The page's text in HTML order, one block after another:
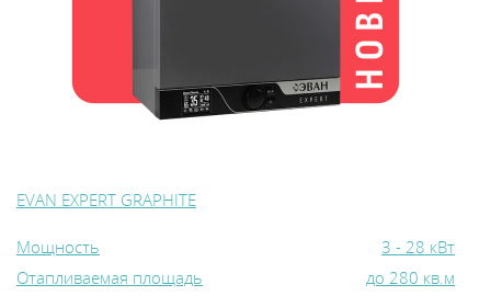
EVAN EXPERT GRAPHITE
Мощность
3 - 28 кВт
Отапливаемая площадь
до 280 кв.м